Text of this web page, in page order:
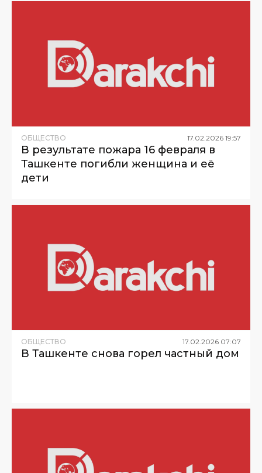
ОБЩЕСТВО 17.02.2026 19:57
В результате пожара 16 февраля в
Ташкенте погибли женщина и её
дети
ОБЩЕСТВО 17.02.2026 07:07
В Ташкенте снова горел частный дом